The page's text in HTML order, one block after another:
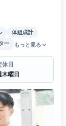
体組成計
ー もっと見る
休日
木曜日